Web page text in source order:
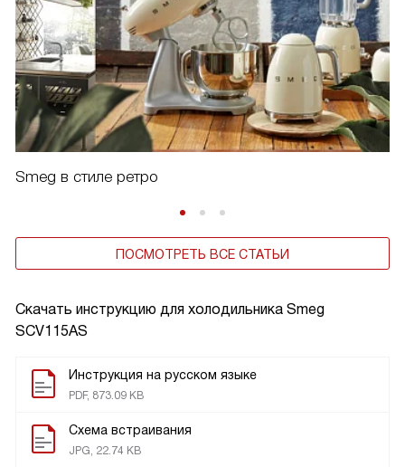
Скачать инструкцию для холодильника Smeg
SCV115AS
Инструкция на русском языке
PDF, 873.09 KB
Схема встраивания
JPG, 22.74 KB
Smeg в стиле ретро
ПОСМОТРЕТЬ ВСЕ СТАТЬИ